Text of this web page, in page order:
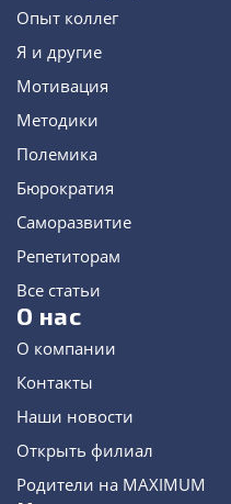
Опыт коллег
Я и другие
Мотивация
Методики
Полемика
Бюрократия
Саморазвитие
Репетиторам
Все статьи
О нас
О компании
Контакты
Наши новости
Открыть филиал
Родители на MAXIMUM